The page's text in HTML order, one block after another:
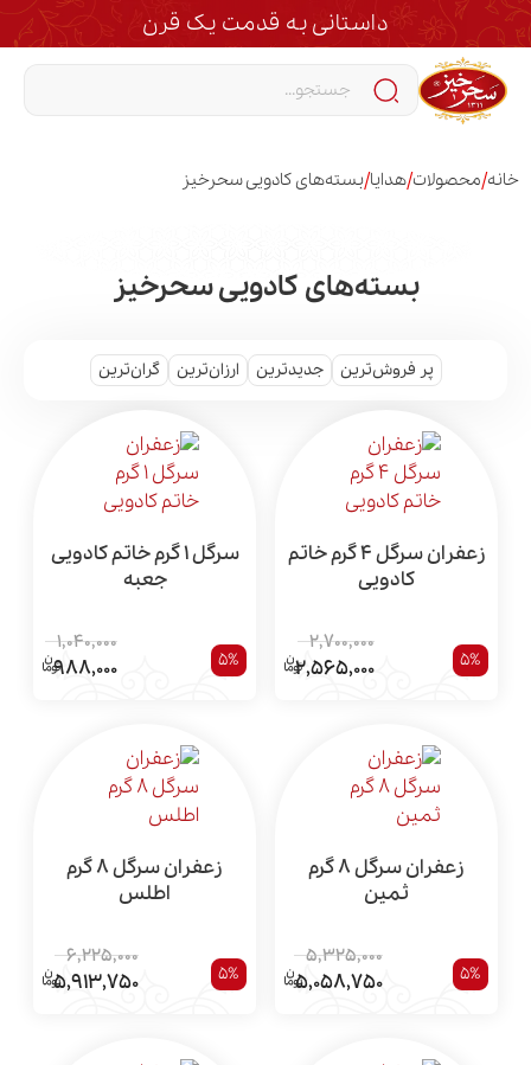
داستانی به قدمت یک قرن
خانه/محصولات/هدایا/بسته‌های کادویی سحرخیز
بسته‌های کادویی سحرخیز
پر فروش‌ترین جدیدترین ارزان‌ترین گران‌ترین
زعفران سرگل 4 گرم خاتم
کادویی
5%
2,700,000
2,565,000
سرگل 1 گرم خاتم کادویی
جعبه
5%
1,040,000
988,000
زعفران سرگل 8 گرم
ثمین
5%
5,325,000
5,058,750
زعفران سرگل 8 گرم
اطلس
5%
6,225,000
5,913,750